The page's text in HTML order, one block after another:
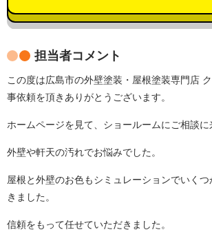
担当者コメント
この度は広島市の外壁塗装・屋根塗装専門店
事依頼を頂きありがとうございます。
ホームページを見て、ショールームにご相談に
外壁や軒天の汚れでお悩みでした。
屋根と外壁のお色もシミュレーションでいく
きました。
信頼をもって任せていただきました。